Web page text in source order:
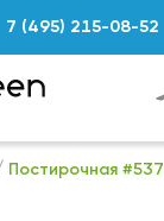
7 (495) 215-08-52
Постирочная #537